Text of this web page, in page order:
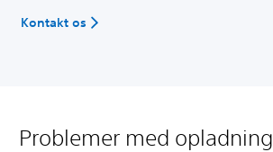
Kontakt os
Problemer med opladning